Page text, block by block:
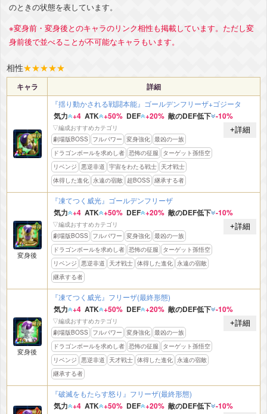
のときの状態を表しています。
※変身前・変身後とのキャラのリンク相性も掲載しています。ただし変
身前後で並べることが不可能なキャラもいます。
相性★★★★★
キャラ 詳細
『揺り動かされる戦闘本能』ゴールデンフリーザ+ゴジータ
気力 +4 ATK +50% DEF +20% 敵のDEF低下 -10%
▽編成おすすめカテゴリ
劇場版BOSS フルパワー 変身強化 最凶の一族
ドラゴンボールを求めし者 恐怖の征服
ターゲット孫悟空
リベンジ
悪逆非道 宇宙をわたる戦士 天才戦士
体得した進化 永遠の宿敵 超BOSS 継承する者
+詳細
変身後
『凍てつく威光』ゴールデンフリーザ
気力 +4 ATK +50% DEF +20% 敵のDEF低下 -10%
▽編成おすすめカテゴリ
劇場版BOSS フルパワー 変身強化 最凶の一族
ドラゴンボールを求めし者 恐怖の征服
ターゲット孫悟空
リベンジ
悪逆非道 天才戦士 体得した進化 永遠の宿敵
継承する者
+詳細
変身後
『凍てつく威光』フリーザ(最終形態)
気力 +4 ATK +50% DEF +20% 敵のDEF低下 -10%
▽編成おすすめカテゴリ
劇場版BOSS フルパワー 変身強化 最凶の一族
ドラゴンボールを求めし者 恐怖の征服
ターゲット孫悟空
リベンジ
悪逆非道 天才戦士 体得した進化 永遠の宿敵
継承する者
+詳細
『破滅をもたらす怒り』フリーザ(最終形態)
気力 +4 ATK +50% DEF +20% 敵のDEF低下 -10%